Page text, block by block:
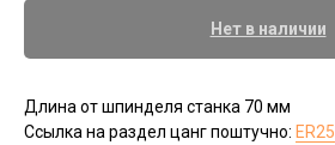
Нет в наличии
Длина от шпинделя станка 70 мм
Ссылка на раздел цанг поштучно: ER25